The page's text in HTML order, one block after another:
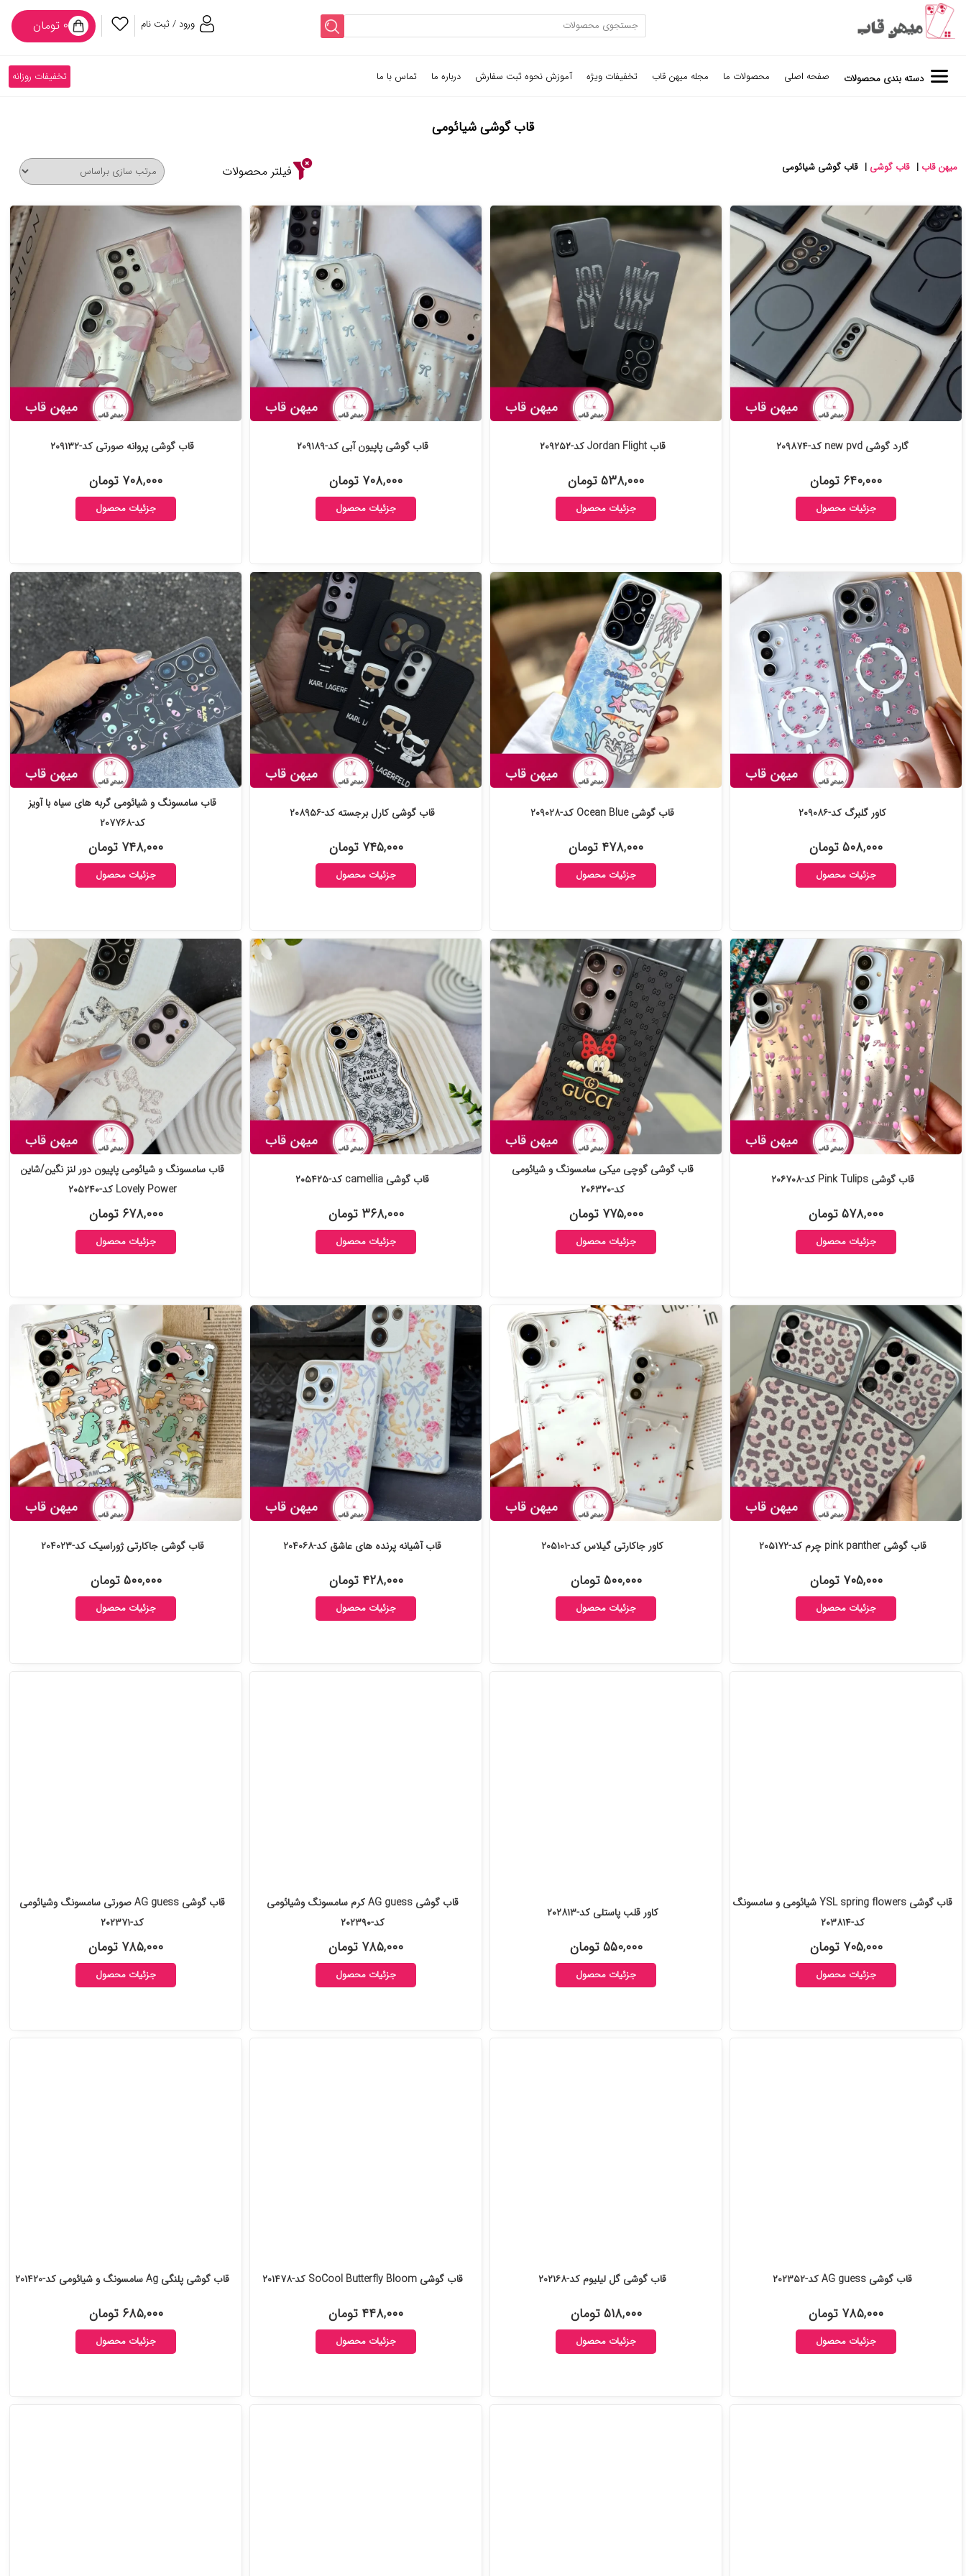
ورود / ثبت نام ۰ تومان
دسته بندی محصولات صفحه اصلی محصولات ما مجله میهن قاب تخفیفات ویژه آموزش نحوه ثبت سفارش درباره ما تماس با ما تخفیفات روزانه
قاب گوشی شیائومی
میهن قاب | قاب گوشی | قاب گوشی شیائومی فیلتر محصولات
گارد گوشی new pvd کد-۲۰۹۸۷۴
۶۴۰,۰۰۰ تومان
جزئیات محصول
قاب Jordan Flight کد-۲۰۹۲۵۲
۵۳۸,۰۰۰ تومان
جزئیات محصول
قاب گوشی پاپیون آبی کد-۲۰۹۱۸۹
۷۰۸,۰۰۰ تومان
جزئیات محصول
قاب گوشی پروانه صورتی کد-۲۰۹۱۳۲
۷۰۸,۰۰۰ تومان
جزئیات محصول
کاور گلبرگ کد-۲۰۹۰۸۶
۵۰۸,۰۰۰ تومان
جزئیات محصول
قاب گوشی Ocean Blue کد-۲۰۹۰۲۸
۴۷۸,۰۰۰ تومان
جزئیات محصول
قاب گوشی کارل برجسته کد-۲۰۸۹۵۶
۷۴۵,۰۰۰ تومان
جزئیات محصول
قاب سامسونگ و شیائومی گربه های سیاه با آویز
کد-۲۰۷۷۶۸
۷۴۸,۰۰۰ تومان
جزئیات محصول
قاب گوشی Pink Tulips کد-۲۰۶۷۰۸
۵۷۸,۰۰۰ تومان
جزئیات محصول
قاب گوشی گوچی میکی سامسونگ و شیائومی
کد-۲۰۶۳۲۰
۷۷۵,۰۰۰ تومان
جزئیات محصول
قاب گوشی camellia کد-۲۰۵۴۲۵
۳۶۸,۰۰۰ تومان
جزئیات محصول
قاب سامسونگ و شیائومی پاپیون دور لنز نگین/شاین
Lovely Power کد-۲۰۵۲۴۰
۶۷۸,۰۰۰ تومان
جزئیات محصول
قاب گوشی pink panther چرم کد-۲۰۵۱۷۲
۷۰۵,۰۰۰ تومان
جزئیات محصول
کاور جاکارتی گیلاس کد-۲۰۵۱۰۱
۵۰۰,۰۰۰ تومان
جزئیات محصول
قاب آشیانه پرنده های عاشق کد-۲۰۴۰۶۸
۴۲۸,۰۰۰ تومان
جزئیات محصول
قاب گوشی جاکارتی ژوراسیک کد-۲۰۴۰۲۳
۵۰۰,۰۰۰ تومان
جزئیات محصول
قاب گوشی YSL spring flowers شیائومی و سامسونگ
کد-۲۰۳۸۱۴
۷۰۵,۰۰۰ تومان
جزئیات محصول
کاور قلب پاستلی کد-۲۰۲۸۱۳
۵۵۰,۰۰۰ تومان
جزئیات محصول
قاب گوشی AG guess کرم سامسونگ وشیائومی
کد-۲۰۲۳۹۰
۷۸۵,۰۰۰ تومان
جزئیات محصول
قاب گوشی AG guess صورتی سامسونگ وشیائومی
کد-۲۰۲۳۷۱
۷۸۵,۰۰۰ تومان
جزئیات محصول
قاب گوشی AG guess کد-۲۰۲۳۵۲
۷۸۵,۰۰۰ تومان
جزئیات محصول
قاب گوشی گل لیلیوم کد-۲۰۲۱۶۸
۵۱۸,۰۰۰ تومان
جزئیات محصول
قاب گوشی SoCool Butterfly Bloom کد-۲۰۱۴۷۸
۴۴۸,۰۰۰ تومان
جزئیات محصول
قاب گوشی پلنگی Ag سامسونگ و شیائومی کد-۲۰۱۴۲۰
۶۸۵,۰۰۰ تومان
جزئیات محصول